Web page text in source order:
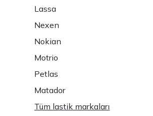
Lassa
Nexen
Nokian
Motrio
Petlas
Matador
Tüm lastik markaları